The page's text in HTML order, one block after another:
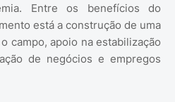
Entre os benefícios do
está a construção de uma
campo, apoio na estabilização
de negócios e empregos